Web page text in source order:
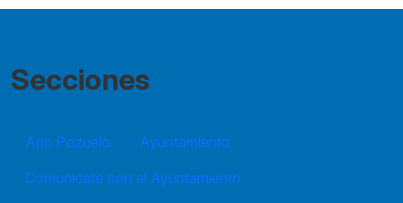
Secciones
App Pozuelo
Ayuntamiento
Comunícate con el Ayuntamiento